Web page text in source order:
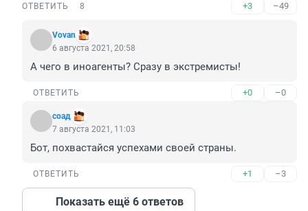
ОТВЕТИТЬ 8 +3 –49
Vovan
6 августа 2021, 20:58
А чего в иноагенты? Сразу в экстремисты!
ОТВЕТИТЬ +0 –0
соад
7 августа 2021, 11:03
Бот, похвастайся успехами своей страны.
ОТВЕТИТЬ +1 –3
Показать ещё 6 ответов